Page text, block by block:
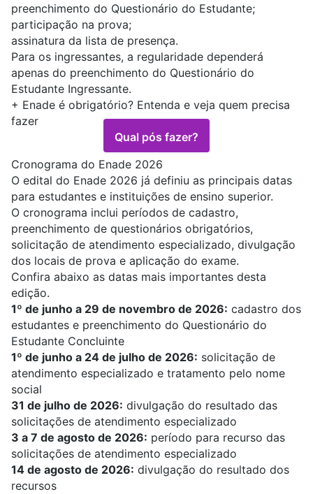
preenchimento do Questionário do Estudante;
participação na prova;
assinatura da lista de presença.
Para os ingressantes, a regularidade dependerá
apenas do preenchimento do Questionário do
Estudante Ingressante.
+ Enade é obrigatório? Entenda e veja quem precisa
fazer
Qual pós fazer?
Cronograma do Enade 2026
O edital do Enade 2026 já definiu as principais datas
para estudantes e instituições de ensino superior.
O cronograma inclui períodos de cadastro,
preenchimento de questionários obrigatórios,
solicitação de atendimento especializado, divulgação
dos locais de prova e aplicação do exame.
Confira abaixo as datas mais importantes desta
edição.
1º de junho a 29 de novembro de 2026: cadastro dos
estudantes e preenchimento do Questionário do
Estudante Concluinte
1º de junho a 24 de julho de 2026: solicitação de
atendimento especializado e tratamento pelo nome
social
31 de julho de 2026: divulgação do resultado das
solicitações de atendimento especializado
3 a 7 de agosto de 2026: período para recurso das
solicitações de atendimento especializado
14 de agosto de 2026: divulgação do resultado dos
recursos